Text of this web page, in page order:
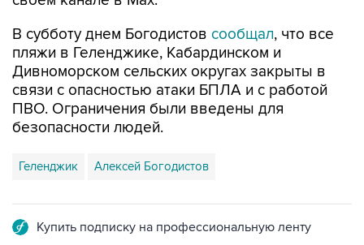
В субботу днем Богодистов сообщал, что все
пляжи в Геленджике, Кабардинском и
Дивноморском сельских округах закрыты в
связи с опасностью атаки БПЛА и с работой
ПВО. Ограничения были введены для
безопасности людей.
Геленджик Алексей Богодистов
Купить подписку на профессиональную ленту